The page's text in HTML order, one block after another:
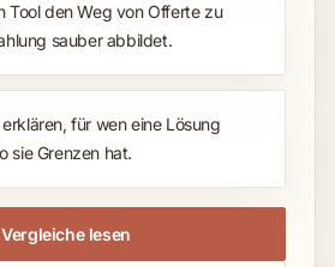
Tool den Weg von Offerte zu
sauber abbildet.
für wen eine Lösung
sie Grenzen hat.
Vergleiche lesen